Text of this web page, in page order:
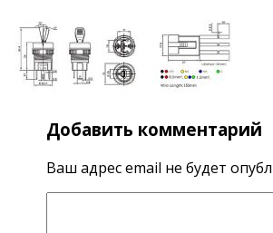
Добавить комментарий
Ваш адрес email не будет